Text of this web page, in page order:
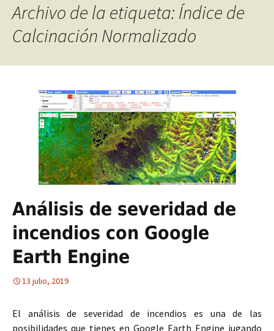
Archivo de la etiqueta: Índice de
Calcinación Normalizado
Análisis de severidad de
incendios con Google
Earth Engine
13 julio, 2019
El análisis de severidad de incendios es una de las
posibilidades que tienes en Google Earth Engine jugando